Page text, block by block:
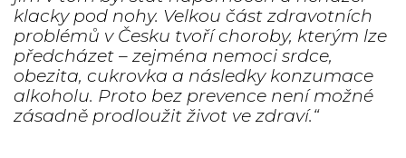
klacky pod nohy. Velkou část zdravotních
problémů v Česku tvoří choroby, kterým lze
předcházet – zejména nemoci srdce,
obezita, cukrovka a následky konzumace
alkoholu. Proto bez prevence není možné
zásadně prodloužit život ve zdraví.“